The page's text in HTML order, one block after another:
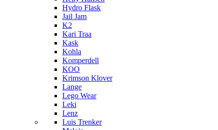
Hydro Flask
Jail Jam
K2
Kari Traa
Kask
Kohla
Komperdell
KOO
Krimson Klover
Lange
Lego Wear
Leki
Lenz
Luis Trenker